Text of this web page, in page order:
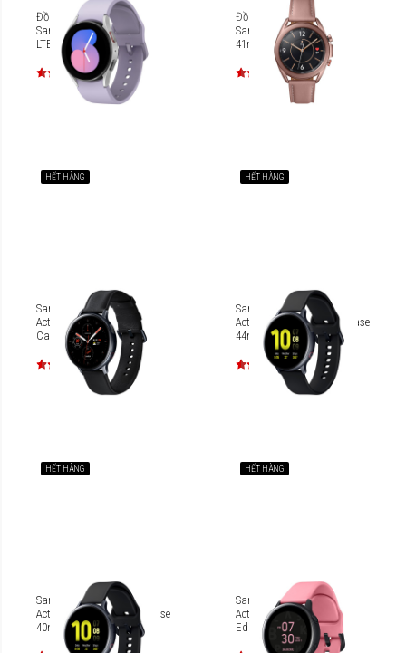
Đồng hồ thông minh
Samsung Galaxy Watch5
LTE 40mm [SM-R905F]
Đồng hồ thông minh
Samsung Galaxy Watch3
41mm SM-R855
HẾT HÀNG
Samsung Galaxy Watch
Active 2 LTE Stanless Steal
Case 44mm R825FS
HẾT HÀNG
Samsung Galaxy Watch
Active 2 LTE Aluminum Case
44mm R825FZ
HẾT HÀNG
Samsung Galaxy Watch
Active 2 LTE Aluminum Case
40mm R835FZ
HẾT HÀNG
Samsung Galaxy Watch
Active SM-R500 Black Pink
Edition